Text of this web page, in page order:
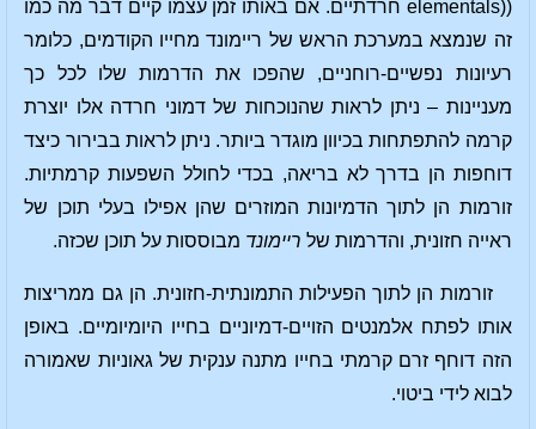
((elementals חרדתיים. אם באותו זמן עצמו קיים דבר מה כמו
זה שנמצא במערכת הראש של ריימונד מחייו הקודמים, כלומר
רעיונות נפשיים-רוחניים, שהפכו את הדרמות שלו לכל כך
מעניינות – ניתן לראות שהנוכחות של דמוני חרדה אלו יוצרת
קרמה להתפתחות בכיוון מוגדר ביותר. ניתן לראות בבירור כיצד
דוחפות הן בדרך לא בריאה, בכדי לחולל השפעות קרמתיות.
זורמות הן לתוך הדמיונות המוזרים שהן אפילו בעלי תוכן של
ראייה חזונית, והדרמות של ריימונד מבוססות על תוכן שכזה.
זורמות הן לתוך הפעילות התמונתית-חזונית. הן גם ממריצות
אותו לפתח אלמנטים הזויים-דמיוניים בחייו היומיומיים. באופן
הזה דוחף זרם קרמתי בחייו מתנה ענקית של גאוניות שאמורה
לבוא לידי ביטוי.